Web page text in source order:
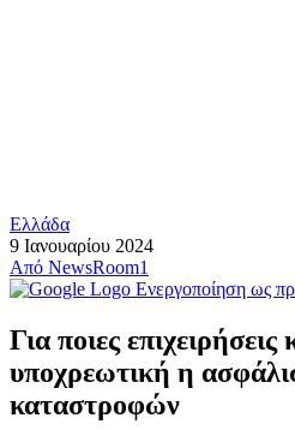
Ελλάδα
9 Ιανουαρίου 2024
Από NewsRoom1
Ενεργοποίηση ως
Για ποιες επιχειρήσεις
υποχρεωτική η
καταστροφών